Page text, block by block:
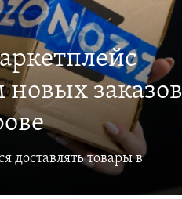
заказов
доставлять товары в